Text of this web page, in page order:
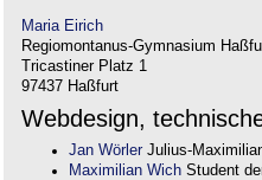
Maria Eirich
Regiomontanus-Gymnasium
Tricastiner Platz 1
97437 Haßfurt
Webdesign,
Jan Wörler Julius-
Maximilian Wich Student